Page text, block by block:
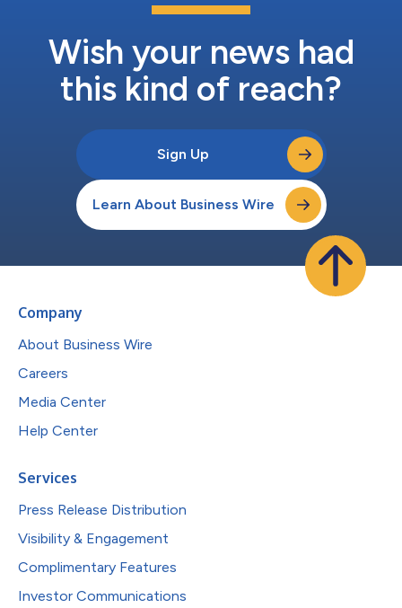
Wish your news had
this kind of reach?
Sign Up
Learn About Business Wire
Company
About Business Wire
Careers
Media Center
Help Center
Services
Press Release Distribution
Visibility & Engagement
Complimentary Features
Investor Communications